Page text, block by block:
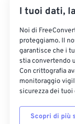
I tuoi dati,
Noi di
proteggiamo. Il
garantisce che i
stia convertendo
Con crittografia
monitoraggio
sicurezza dei tuoi
Scopri di più